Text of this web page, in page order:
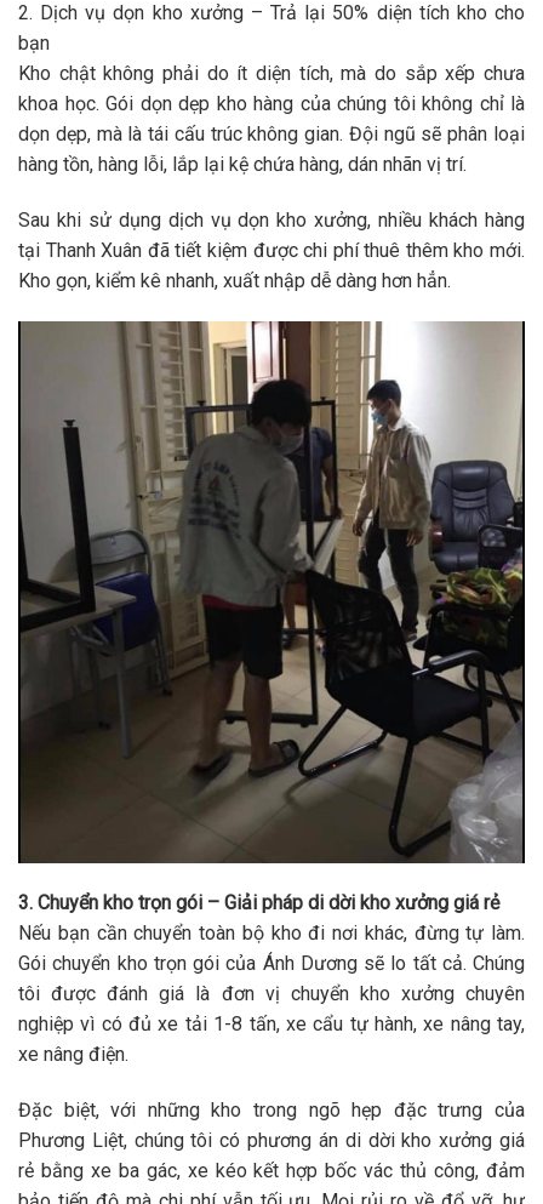
2. Dịch vụ dọn kho xưởng – Trả lại 50% diện tích kho cho
bạn
Kho chật không phải do ít diện tích, mà do sắp xếp chưa
khoa học. Gói dọn dẹp kho hàng của chúng tôi không chỉ là
dọn dẹp, mà là tái cấu trúc không gian. Đội ngũ sẽ phân loại
hàng tồn, hàng lỗi, lắp lại kệ chứa hàng, dán nhãn vị trí.
Sau khi sử dụng dịch vụ dọn kho xưởng, nhiều khách hàng
tại Thanh Xuân đã tiết kiệm được chi phí thuê thêm kho mới.
Kho gọn, kiểm kê nhanh, xuất nhập dễ dàng hơn hẳn.
3. Chuyển kho trọn gói – Giải pháp di dời kho xưởng giá rẻ
Nếu bạn cần chuyển toàn bộ kho đi nơi khác, đừng tự làm.
Góichuyển kho trọn gói của Ánh Dương sẽ lo tất cả. Chúng
tôi được đánh giá là đơn vị chuyển kho xưởng chuyên
nghiệp vì có đủ xe tải 1-8 tấn, xe cẩu tự hành, xe nâng tay,
xe nâng điện.
Đặc biệt, với những kho trong ngõ hẹp đặc trưng của
Phương Liệt, chúng tôi có phương án di dời kho xưởng giá
rẻ bằng xe ba gác, xe kéo kết hợp bốc vác thủ công, đảm